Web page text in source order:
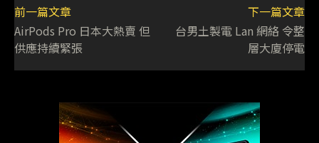
前一篇文章
AirPods Pro 日本大熱賣 但
供應持續緊張
下一篇文章
台男土製電 Lan 網絡 令整
層大廈停電